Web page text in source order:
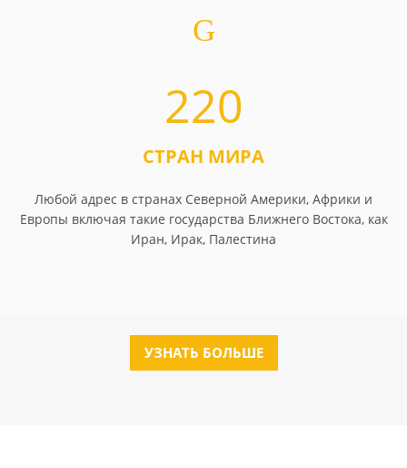
220
СТРАН МИРА
Любой адрес в странах Северной Америки, Африки и
Европы включая такие государства Ближнего Востока, как
Иран, Ирак, Палестина
УЗНАТЬ БОЛЬШЕ